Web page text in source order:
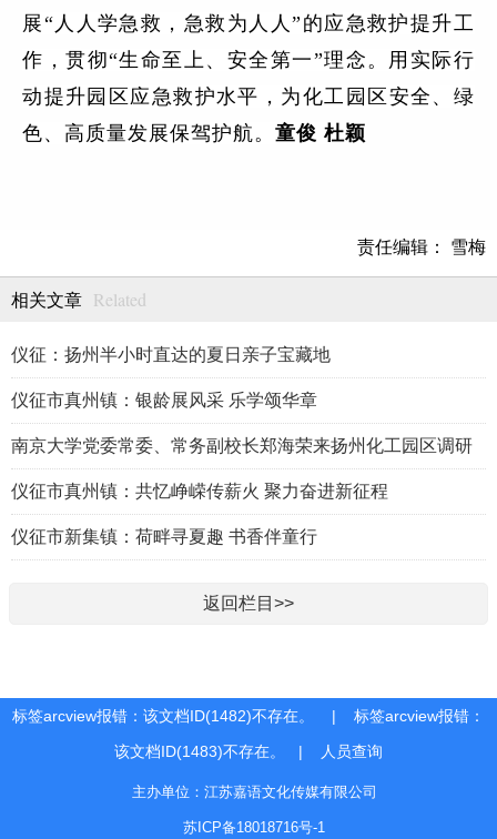
展“人人学急救，急救为人人”的应急救护提升工
作，贯彻“生命至上、安全第一”理念。用实际行
动提升园区应急救护水平，为化工园区安全、绿
色、高质量发展保驾护航。童俊 杜颖
责任编辑： 雪梅
相关文章 Related
仪征：扬州半小时直达的夏日亲子宝藏地
仪征市真州镇：银龄展风采 乐学颂华章
南京大学党委常委、常务副校长郑海荣来扬州化工园区调研
仪征市真州镇：共忆峥嵘传薪火 聚力奋进新征程
仪征市新集镇：荷畔寻夏趣 书香伴童行
返回栏目>>
标签arcview报错：该文档ID(1482)不存在。 | 标签arcview报错：
该文档ID(1483)不存在。 |
人员查询
主办单位：江苏嘉语文化传媒有限公司
苏ICP备18018716号-1